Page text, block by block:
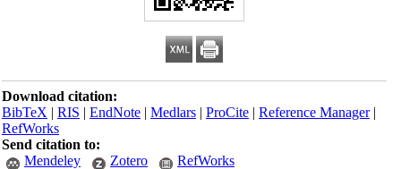
Download citation:
BibTeX|RIS|EndNote|Medlars|ProCite|Reference Manager
RefWorks
Send citation to:
Mendeley
Zotero RefWorks